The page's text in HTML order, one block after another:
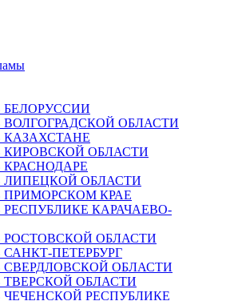
БЕЛОРУССИИ
ВОЛГОГРАДСКОЙ ОБЛАСТИ
КАЗАХСТАНЕ
КИРОВСКОЙ ОБЛАСТИ
КРАСНОДАРЕ
ЛИПЕЦКОЙ ОБЛАСТИ
ПРИМОРСКОМ КРАЕ
РЕСПУБЛИКЕ КАРАЧАЕВО-
РОСТОВСКОЙ ОБЛАСТИ
САНКТ-ПЕТЕРБУРГ
СВЕРДЛОВСКОЙ ОБЛАСТИ
ТВЕРСКОЙ ОБЛАСТИ
ЧЕЧЕНСКОЙ РЕСПУБЛИКЕ